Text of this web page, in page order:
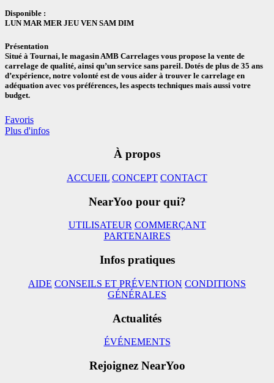
Disponible :
LUN MAR MER JEU VEN SAM DIM
Présentation
Situé à Tournai, le magasin AMB Carrelages vous propose la vente de
carrelage de qualité, ainsi qu’un service sans pareil. Dotés de plus de 35 ans
d’expérience, notre volonté est de vous aider à trouver le carrelage en
adéquation avec vos préférences, les aspects techniques mais aussi votre
budget.
Favoris
Plus d'infos
À propos
ACCUEIL CONCEPT CONTACT
NearYoo pour qui?
UTILISATEUR COMMERÇANT
PARTENAIRES
Infos pratiques
AIDE CONSEILS ET PRÉVENTION CONDITIONS
GÉNÉRALES
Actualités
ÉVÉNEMENTS
Rejoignez NearYoo